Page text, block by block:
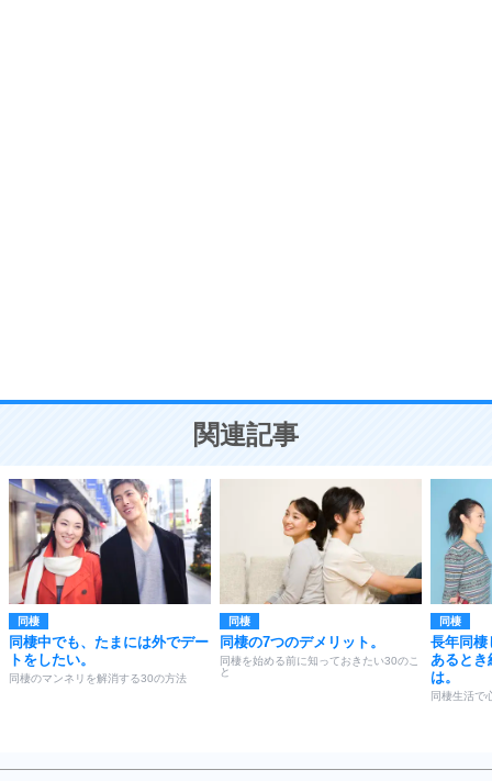
ことが大切。
関連記事
同棲
同棲中でも、たまには外でデー
トをしたい。
同棲のマンネリを解消する30の方法
同棲
同棲の7つのデメリット。
同棲を始める前に知っておきたい30のこ
と
同棲
長年同棲
あるとき
は。
同棲生活で